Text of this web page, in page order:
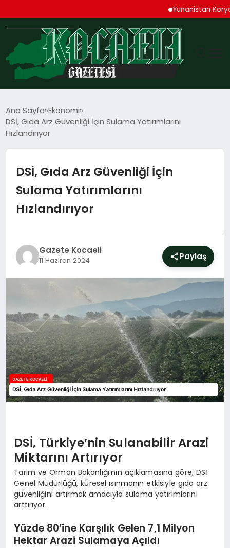
Yunanistan
TEKNOLOJI
MAGAZIN
YAŞAM
DÜNYA
SAĞLIK
EĞITIM
Ana Sayfa Ekonomi
DSİ, Gıda Arz Güvenliği İçin Sulama Yatırımlarını
Hızlandırıyor
DSİ, Gıda Arz Güvenliği İçin
Sulama Yatırımlarını
Hızlandırıyor
Gazete Kocaeli
11 Haziran 2024 Paylaş
DSİ, Türkiye’nin Sulanabilir Arazi
Miktarını Artırıyor
Tarım ve Orman Bakanlığı’nın açıklamasına göre, DSİ
Genel Müdürlüğü, küresel ısınmanın etkisiyle gıda arz
güvenliğini artırmak amacıyla sulama yatırımlarını
arttırıyor.
Yüzde 80’ine Karşılık Gelen 7,1 Milyon
Hektar Arazi Sulamaya Açıldı